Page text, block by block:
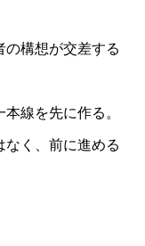
の構想が交差する
線を先に作る。
なく、前に進める